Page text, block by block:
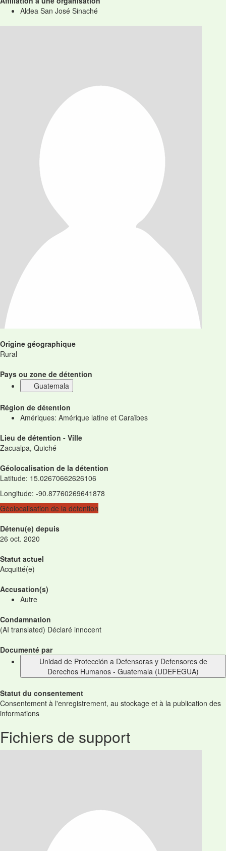
Aldea San José Sinaché
Origine géographique
Rural
Pays ou zone de détention
Guatemala
Région de détention
Amériques: Amérique latine et Caraïbes
Lieu de détention - Ville
Zacualpa, Quiché
Géolocalisation de la détention
Latitude: 15.02670662626106
Longitude: -90.87760269641878
Géolocalisation de la détention
Détenu(e) depuis
26 oct. 2020
Statut actuel
Acquitté(e)
Accusation(s)
Autre
Condamnation
(AI translated) Déclaré innocent
Documenté par
Unidad de Protección a Defensoras y Defensores de
Derechos Humanos - Guatemala (UDEFEGUA)
Statut du consentement
Consentement à l'enregistrement, au stockage et à la publication des
informations
Fichiers de support